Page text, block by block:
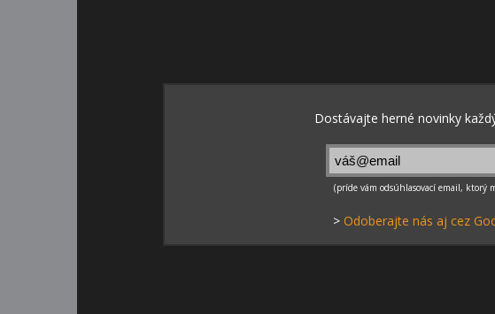
> Odoberajte nás aj cez